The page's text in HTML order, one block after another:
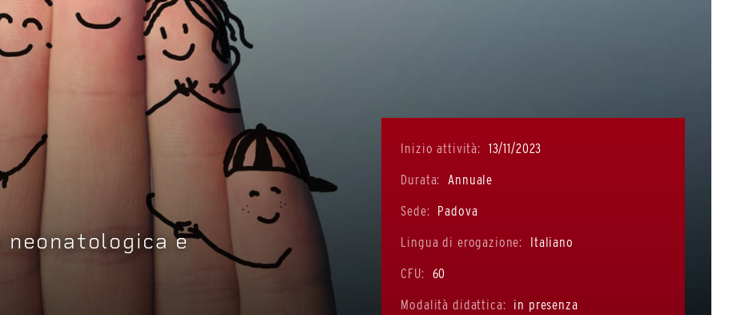
e
Inizio attività: 13/11/2023
Durata: Annuale
Sede: Padova
Lingua di erogazione: Italiano
CFU: 60
Modalità didattica: in presenza